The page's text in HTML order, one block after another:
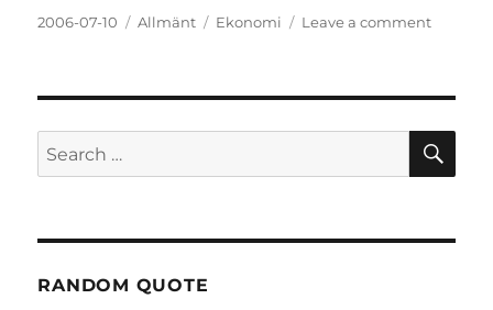
Posted
2006-07-10 Categories
Allmänt Tags
Ekonomi Leave a commenton
Search
for:
RANDOM QUOTE